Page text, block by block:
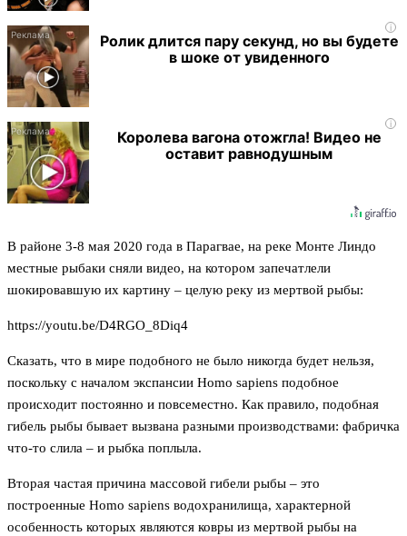
i
Ролик длится пару секунд, но вы будете
в шоке от увиденного
i
Королева вагона отожгла! Видео не
оставит равнодушным
В районе 3-8 мая 2020 года в Парагвае, на реке Монте Линдо
местные рыбаки сняли видео, на котором запечатлели
шокировавшую их картину – целую реку из мертвой рыбы:
https://youtu.be/D4RGO_8Diq4
Сказать, что в мире подобного не было никогда будет нельзя,
поскольку с началом экспансии Homo sapiens подобное
происходит постоянно и повсеместно. Как правило, подобная
гибель рыбы бывает вызвана разными производствами: фабричка
что-то слила – и рыбка поплыла.
Вторая частая причина массовой гибели рыбы – это
построенные Homo sapiens водохранилища, характерной
особенность которых являются ковры из мертвой рыбы на